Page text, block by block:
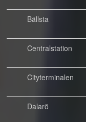
Bällsta
Centralstation
Cityterminalen
Dalarö